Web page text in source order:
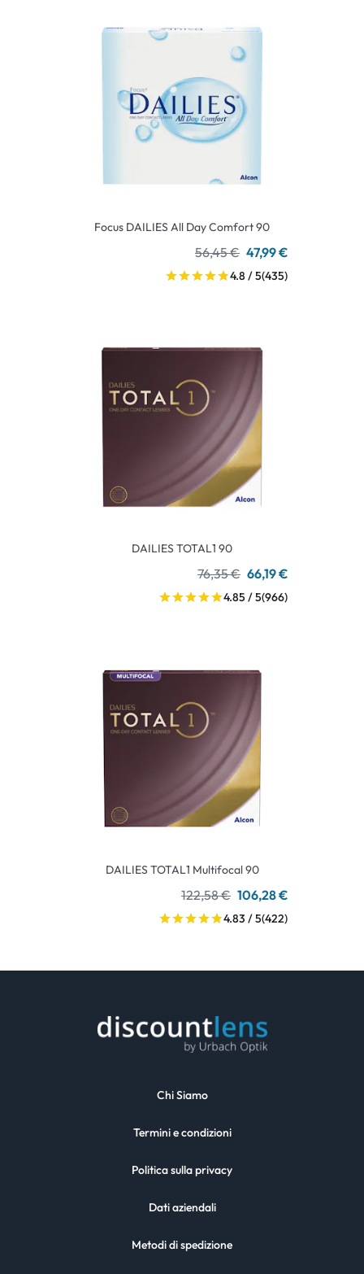
Focus DAILIES All Day Comfort 90
56,45 € 47,99 €
4.8 / 5(435)
DAILIES TOTAL1 90
76,35 € 66,19 €
4.85 / 5(966)
DAILIES TOTAL1 Multifocal 90
122,58 € 106,28 €
4.83 / 5(422)
Chi Siamo
Termini e condizioni
Politica sulla privacy
Dati aziendali
Metodi di spedizione